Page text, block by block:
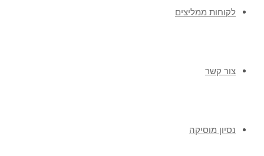
לקוחות ממליצים
צור קשר
נסיון מוסיקה